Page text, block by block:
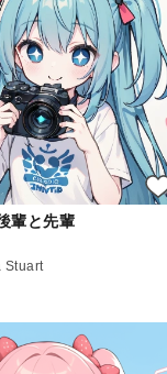
輩と先輩
Stuart